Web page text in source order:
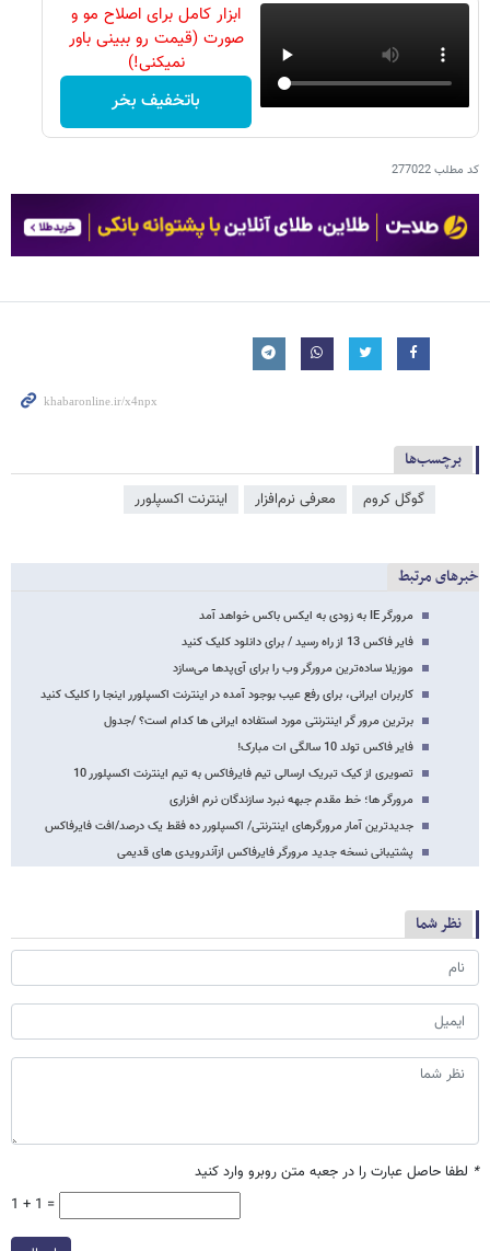
ابزار کامل برای اصلاح مو و
صورت (قیمت رو ببینی باور
نمیکنی!)
باتخفیف بخر
کد مطلب277022
برچسب‌ها
گوگل کروم معرفی نرم‌افزار اینترنت اکسپلورر
خبرهای مرتبط
مرورگر IE به زودی به ایکس باکس خواهد آمد
فایر فاکس 13 از راه رسید / برای دانلود کلیک کنید
موزیلا ساده‌ترین مرورگر وب را برای آی‌پدها می‌سازد
کاربران ایرانی، برای رفع عیب بوجود آمده در اینترنت اکسپلورر اینجا را کلیک کنید
برترین مرور گر اینترنتی مورد استفاده ایرانی ها کدام است؟ /جدول
فایر فاکس تولد 10 سالگی ات مبارک!
تصویری از کیک تبریک ارسالی تیم فایرفاکس به تیم اینترنت اکسپلورر 10
مرورگر ها؛ خط مقدم جبهه نبرد سازندگان نرم افزاری
جدیدترین آمار مرورگرهای اینترنتی/ اکسپلورر ده فقط یک درصد/افت فایرفاکس
پشتیبانی نسخه جدید مرورگر فایرفاکس ازآندرویدی های قدیمی
نظر شما
* لطفا حاصل عبارت را در جعبه متن روبرو وارد کنید
1 + 1 =